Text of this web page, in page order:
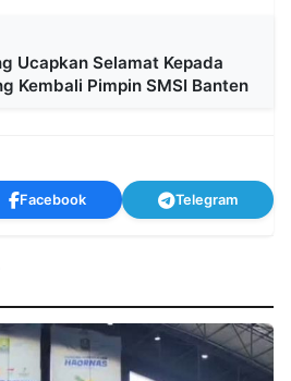
Ucapkan Selamat Kepada
Kembali Pimpin SMSI Banten
Facebook Telegram